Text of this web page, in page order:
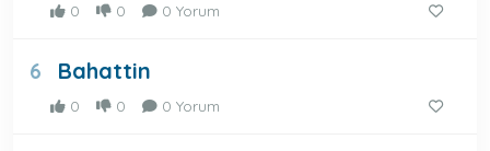
0 0 0 Yorum
6 Bahattin
0 0 0 Yorum